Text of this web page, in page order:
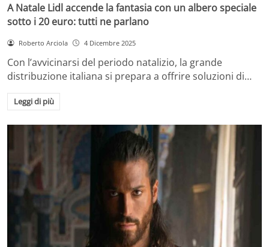
A Natale Lidl accende la fantasia con un albero speciale
sotto i 20 euro: tutti ne parlano
Roberto Arciola 4 Dicembre 2025
Con l’avvicinarsi del periodo natalizio, la grande
distribuzione italiana si prepara a offrire soluzioni di…
Leggi di più